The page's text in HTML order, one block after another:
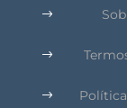
$
$
$